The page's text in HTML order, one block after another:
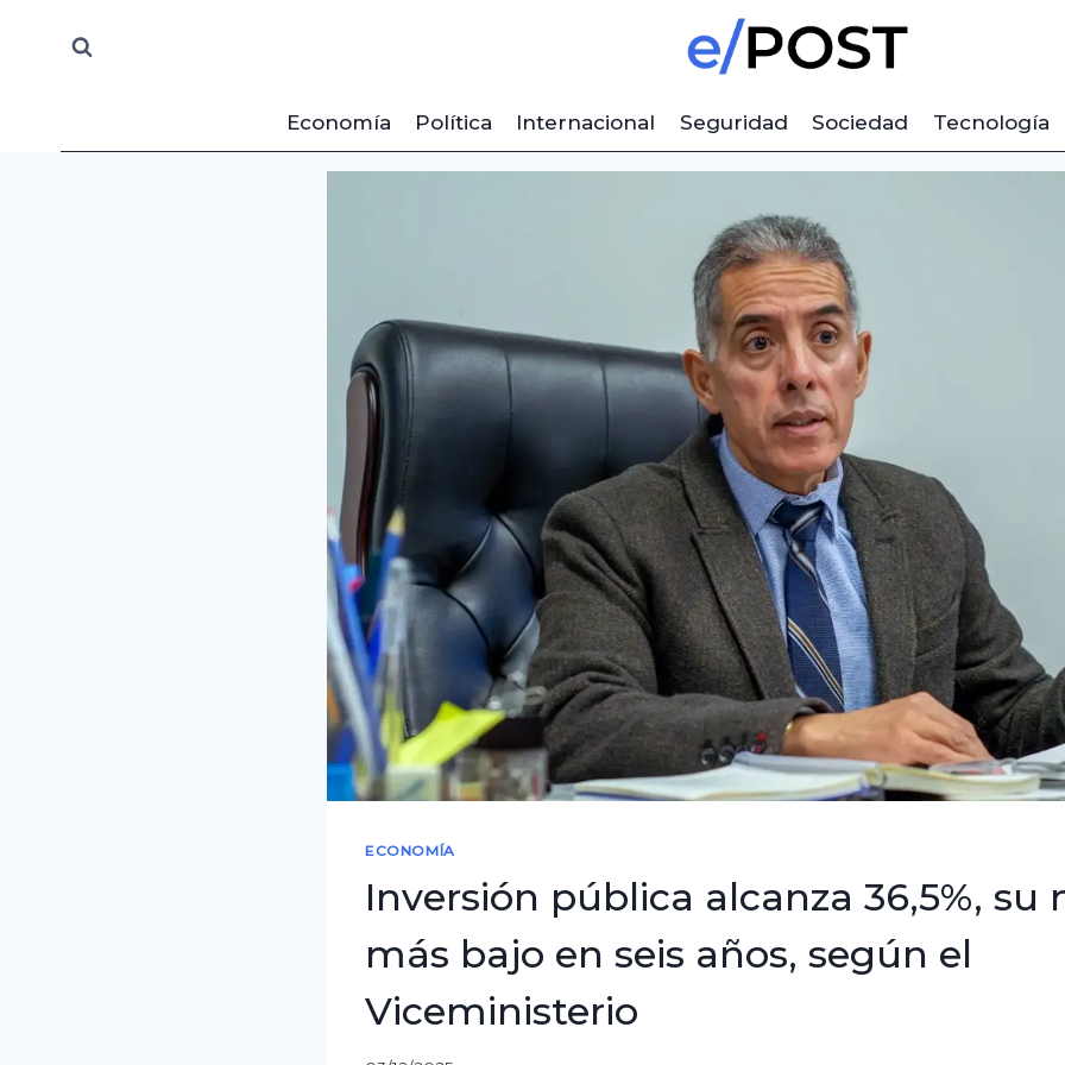
Economía
Política Internacional Seguridad Sociedad Tecnología
ECONOMÍA
Inversión pública alcanza 36,5%, su
más bajo en seis años, según el
Viceministerio